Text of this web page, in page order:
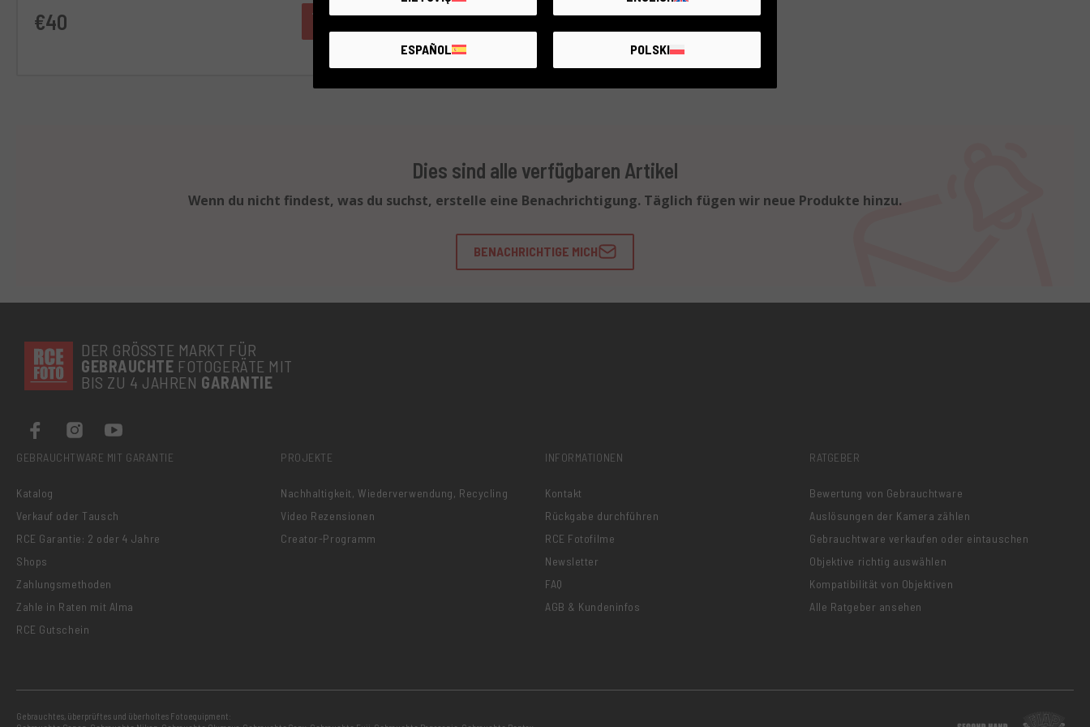
€40 €40
Dies sind alle verfügbaren Artikel
Wenn du nicht findest, was du suchst, erstelle eine Benachrichtigung. Täglich fügen wir neue Produkte hinzu.
BENACHRICHTIGE MICH
DER GRÖSSTE MARKT FÜR
GEBRAUCHTE FOTOGERÄTE MIT
BIS ZU 4 JAHREN GARANTIE
GEBRAUCHTWARE MIT GARANTIE
Katalog
Verkauf oder Tausch
RCE Garantie: 2 oder 4 Jahre
Shops
Zahlungsmethoden
Zahle in Raten mit Alma
RCE Gutschein
PROJEKTE
Nachhaltigkeit, Wiederverwendung, Recycling
Video Rezensionen
Creator-Programm
INFORMATIONEN
Kontakt
Rückgabe durchführen
RCE Fotofilme
Newsletter
FAQ
AGB & Kundeninfos
RATGEBER
Bewertung von Gebrauchtware
Auslösungen der Kamera zählen
Gebrauchtware verkaufen oder eintauschen
Objektive richtig auswählen
Kompatibilität von Objektiven
Alle Ratgeber ansehen
Gebrauchtes, überprüftes und überholtes Fotoequipment:
ESPAÑOL POLSKI